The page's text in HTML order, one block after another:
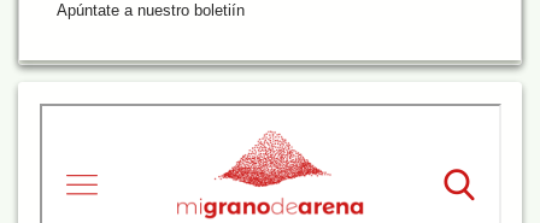
Apúntate a nuestro boletiín